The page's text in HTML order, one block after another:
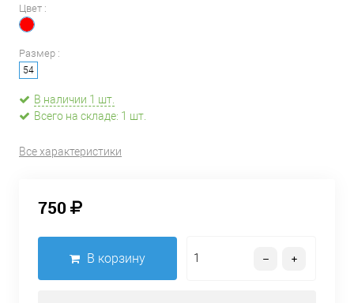
Цвет :
Размер :
54
В наличии 1 шт.
Всего на складе: 1 шт.
Все характеристики
750
В корзину